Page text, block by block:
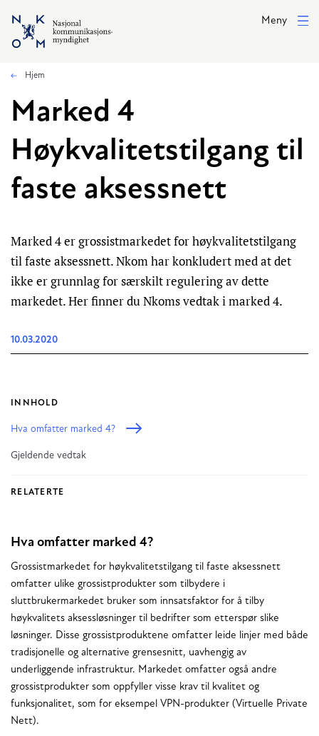
Hopp til hovedinnhold
Meny
Hjem
Marked 4
Høykvalitetstilgang til
faste aksessnett
Marked 4 er grossistmarkedet for høykvalitetstilgang
til faste aksessnett. Nkom har konkludert med at det
ikke er grunnlag for særskilt regulering av dette
markedet. Her finner du Nkoms vedtak i marked 4.
10.03.2020
INNHOLD
Hva omfatter marked 4?
Gjeldende vedtak
RELATERTE
Hva omfatter marked 4?
Grossistmarkedet for høykvalitetstilgang til faste aksessnett
omfatter ulike grossistprodukter som tilbydere i
sluttbrukermarkedet bruker som innsatsfaktor for å tilby
høykvalitets aksessløsninger til bedrifter som etterspør slike
løsninger. Disse grossistproduktene omfatter leide linjer med både
tradisjonelle og alternative grensesnitt, uavhengig av
underliggende infrastruktur. Markedet omfatter også andre
grossistprodukter som oppfyller visse krav til kvalitet og
funksjonalitet, som for eksempel VPN-produkter (Virtuelle Private
Nett).